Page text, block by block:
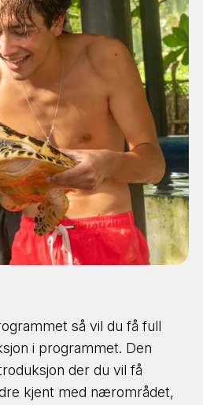
så vil du få full
i programmet. Den
der du vil få
kjent med nærområdet,